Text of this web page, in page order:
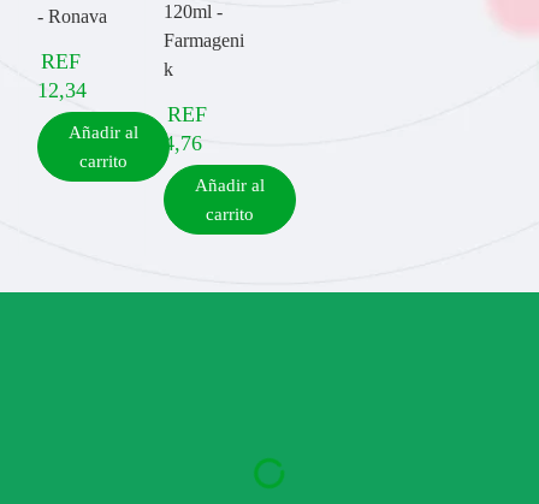
- Ronava
REF
12,34
Añadir al
carrito
120ml -
Farmageni
k
REF
4,76
Añadir al
carrito